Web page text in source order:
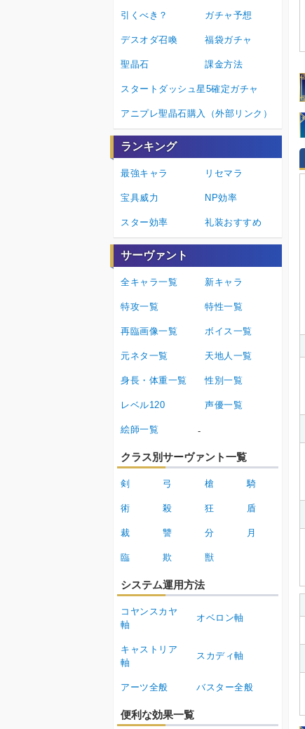
引くべき？ ガチャ予想
デスオダ召喚 福袋ガチャ
聖晶石 課金方法
スタートダッシュ星5確定ガチャ
アニプレ聖晶石購入（外部リンク）
ランキング
最強キャラ リセマラ
宝具威力 NP効率
スター効率 礼装おすすめ
サーヴァント
全キャラ一覧 新キャラ
特攻一覧 特性一覧
再臨画像一覧 ボイス一覧
元ネタ一覧 天地人一覧
身長・体重一覧 性別一覧
レベル120 声優一覧
絵師一覧 -
クラス別サーヴァント一覧
剣 弓 槍 騎
術 殺 狂 盾
裁 讐 分 月
臨 欺 獣
システム運用方法
コヤンスカヤ
軸
オベロン軸
キャストリア
軸
スカディ軸
アーツ全般 バスター全般
便利な効果一覧